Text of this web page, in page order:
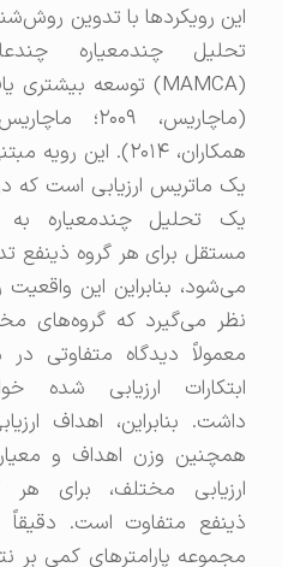
این رویکردها با تدوین روش‌شناسی
تحلیل چندمعیاره چندعاملی
(MAMCA) توسعه بیشتری یافتند
(ماچاریس، ۲۰۰۹؛ ماچاریس و
همکاران، ۲۰۱۴). این رویه مبتنی بر
یک ماتریس ارزیابی است که در آن
یک تحلیل چندمعیاره به طور
مستقل برای هر گروه ذینفع تدوین
می‌شود، بنابراین این واقعیت را در
نظر می‌گیرد که گروه‌های مختلف
معمولاً دیدگاه متفاوتی در مورد
ابتکارات ارزیابی شده خواهند
داشت. بنابراین، اهداف ارزیابی و
همچنین وزن اهداف و معیارهای
ارزیابی مختلف، برای هر گروه
ذینفع متفاوت است. دقیقاً تأثیر
مجموعه پارامترهای کمی بر نتیجه